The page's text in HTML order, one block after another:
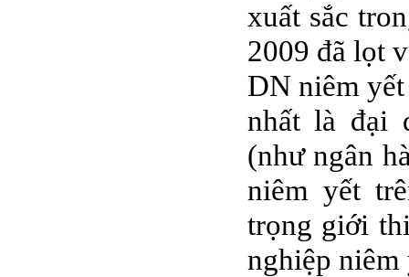
xuất sắc
2009 đã lọt
DN niêm
nhất là đại
(như ngân
niêm yết
trọng giới
nghiệp